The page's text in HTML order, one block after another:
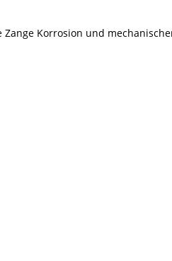
Korrosion und